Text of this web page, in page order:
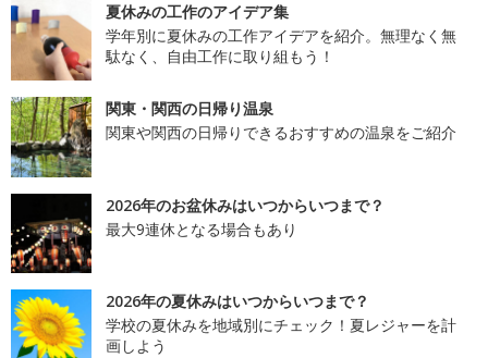
夏休みの工作のアイデア集
学年別に夏休みの工作アイデアを紹介。無理なく無
駄なく、自由工作に取り組もう！
関東・関西の日帰り温泉
関東や関西の日帰りできるおすすめの温泉をご紹介
2026年のお盆休みはいつからいつまで？
最大9連休となる場合もあり
2026年の夏休みはいつからいつまで？
学校の夏休みを地域別にチェック！夏レジャーを計
画しよう